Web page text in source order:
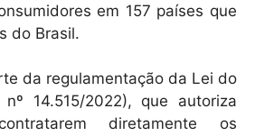
em 157 países que
do Brasil.
da regulamentação da Lei do
14.515/2022), que autoriza
diretamente os